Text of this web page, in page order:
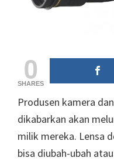
0
SHARES
Produsen kamera
dikabarkan akan
milik mereka. Lensa
bisa diubah-ubah